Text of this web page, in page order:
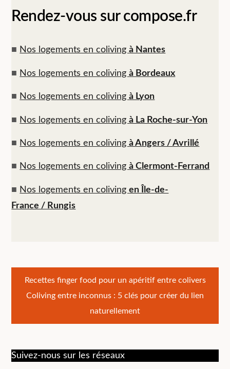
Rendez-vous sur compose.fr
■ Nos logements en colivingà Nantes
■ Nos logements en colivingà Bordeaux
■ Nos logements en colivingà Lyon
■ Nos logements en colivingà La Roche-sur-Yon
■ Nos logements en colivingà Angers / Avrillé
■ Nos logements en colivingà Clermont-Ferrand
■ Nos logements en colivingen Île-de-
France / Rungis
Navigation
Recettes finger food pour un apéritif entre colivers
Coliving entre inconnus : 5 clés pour créer du lien
naturellement
Suivez-nous sur les réseaux